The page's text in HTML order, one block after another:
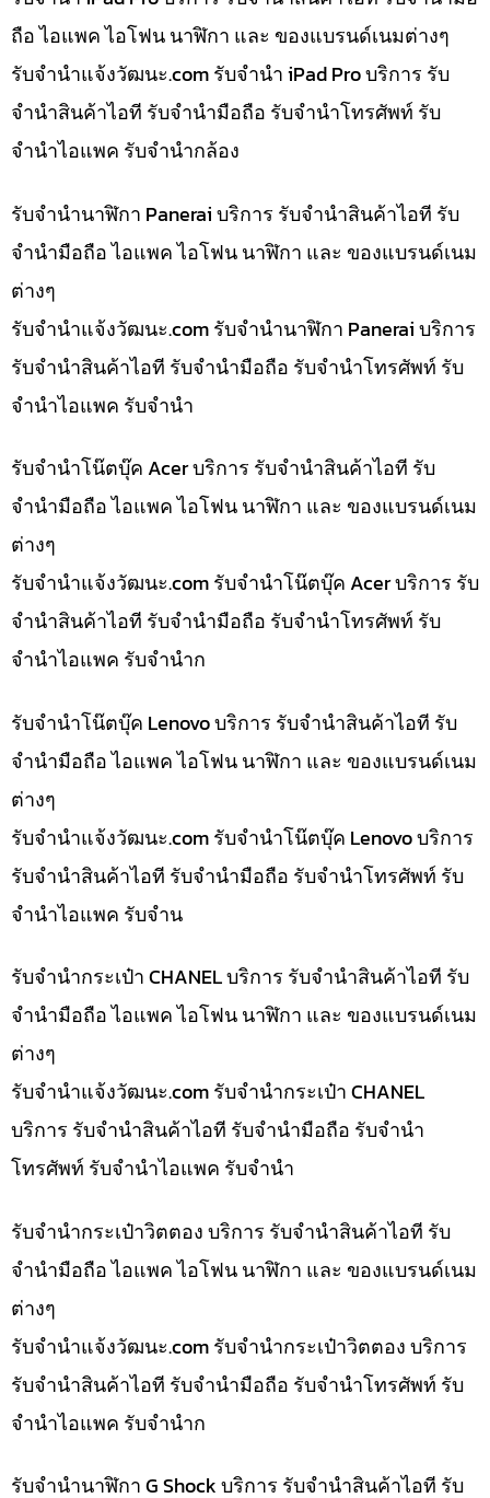
ถือ ไอแพค ไอโฟน นาฬิกา และ ของแบรนด์เนมต่างๆ
รับจํานําแจ้งวัฒนะ.com รับจำนำ iPad Pro บริการ รับ
จำนำสินค้าไอที รับจำนำมือถือ รับจำนำโทรศัพท์ รับ
จำนำไอแพค รับจำนำกล้อง
รับจำนำนาฬิกา Panerai บริการ รับจำนำสินค้าไอที รับ
จำนำมือถือ ไอแพค ไอโฟน นาฬิกา และ ของแบรนด์เนม
ต่างๆ
รับจํานําแจ้งวัฒนะ.com รับจำนำนาฬิกา Panerai บริการ
รับจำนำสินค้าไอที รับจำนำมือถือ รับจำนำโทรศัพท์ รับ
จำนำไอแพค รับจำนำ
รับจำนำโน๊ตบุ๊ค Acer บริการ รับจำนำสินค้าไอที รับ
จำนำมือถือ ไอแพค ไอโฟน นาฬิกา และ ของแบรนด์เนม
ต่างๆ
รับจํานําแจ้งวัฒนะ.com รับจำนำโน๊ตบุ๊ค Acer บริการ รับ
จำนำสินค้าไอที รับจำนำมือถือ รับจำนำโทรศัพท์ รับ
จำนำไอแพค รับจำนำก
รับจำนำโน๊ตบุ๊ค Lenovo บริการ รับจำนำสินค้าไอที รับ
จำนำมือถือ ไอแพค ไอโฟน นาฬิกา และ ของแบรนด์เนม
ต่างๆ
รับจํานําแจ้งวัฒนะ.com รับจำนำโน๊ตบุ๊ค Lenovo บริการ
รับจำนำสินค้าไอที รับจำนำมือถือ รับจำนำโทรศัพท์ รับ
จำนำไอแพค รับจำน
รับจำนำกระเป๋า CHANEL บริการ รับจำนำสินค้าไอที รับ
จำนำมือถือ ไอแพค ไอโฟน นาฬิกา และ ของแบรนด์เนม
ต่างๆ
รับจํานําแจ้งวัฒนะ.com รับจำนำกระเป๋า CHANEL
บริการ รับจำนำสินค้าไอที รับจำนำมือถือ รับจำนำ
โทรศัพท์ รับจำนำไอแพค รับจำนำ
รับจำนำกระเป๋าวิตตอง บริการ รับจำนำสินค้าไอที รับ
จำนำมือถือ ไอแพค ไอโฟน นาฬิกา และ ของแบรนด์เนม
ต่างๆ
รับจํานําแจ้งวัฒนะ.com รับจำนำกระเป๋าวิตตอง บริการ
รับจำนำสินค้าไอที รับจำนำมือถือ รับจำนำโทรศัพท์ รับ
จำนำไอแพค รับจำนำก
รับจำนำนาฬิกา G Shock บริการ รับจำนำสินค้าไอที รับ